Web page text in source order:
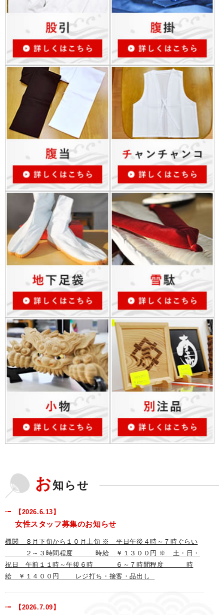
お知らせ
【2026.6.13】
女性スタッフ募集のお知らせ
機関 ８月下旬から１０月上旬 ※ 平日午後４時～７時ぐらい
２～３時間程度 時給 ￥１３００円 ※ 土・日・
祝日 午前１１時～午後６時 ６～７時間程度 時
給 ￥１４００円 レジ打ち・接客・品出し
【2026.7.09】